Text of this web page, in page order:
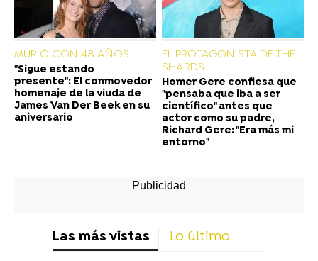
MURIÓ CON 48 AÑOS
"Sigue estando
presente": El conmovedor
homenaje de la viuda de
James Van Der Beek en su
aniversario
EL PROTAGONISTA DE THE
SHARDS
Homer Gere confiesa que
"pensaba que iba a ser
científico" antes que
actor como su padre,
Richard Gere: "Era más mi
entorno"
Las más vistas Lo último